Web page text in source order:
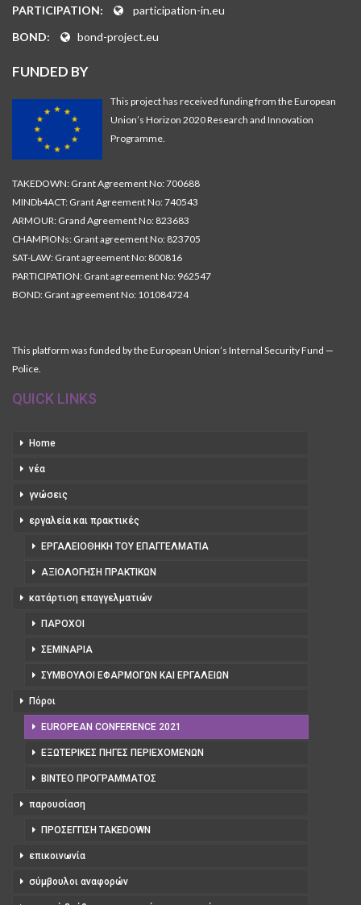
PARTICIPATION:
participation-in.eu
BOND:
bond-project.eu
FUNDED BY
This project has received funding from the European
Union’s Horizon 2020 Research and Innovation
Programme.
TAKEDOWN: Grant Agreement No: 700688
MINDb4ACT: Grant Agreement No: 740543
ARMOUR: Grand Agreement No: 823683
CHAMPIONs: Grant agreement No: 823705
SAT-LAW: Grant agreement No: 800816
PARTICIPATION: Grant agreement No: 962547
BOND: Grant agreement No: 101084724
This platform was funded by the European Union’s Internal Security Fund —
Police.
QUICK LINKS
Home
νέα
γνώσεις
εργαλεία και πρακτικές
ΕΡΓΑΛΕΙΟΘΉΚΗ ΤΟΥ ΕΠΑΓΓΕΛΜΑΤΊΑ
ΑΞΙΟΛΌΓΗΣΗ ΠΡΑΚΤΙΚΏΝ
κατάρτιση επαγγελματιών
ΠΆΡΟΧΟΙ
ΣΕΜΙΝΆΡΙΑ
ΣΎΜΒΟΥΛΟΙ ΕΦΑΡΜΟΓΏΝ ΚΑΙ ΕΡΓΑΛΕΊΩΝ
Πόροι
EUROPEAN CONFERENCE 2021
ΕΞΩΤΕΡΙΚΈΣ ΠΗΓΈΣ ΠΕΡΙΕΧΟΜΈΝΩΝ
ΒΊΝΤΕΟ ΠΡΟΓΡΆΜΜΑΤΟΣ
παρουσίαση
ΠΡΟΣΈΓΓΙΣΗ TAKEDOWN
επικοινωνία
σύμβουλοι αναφορών